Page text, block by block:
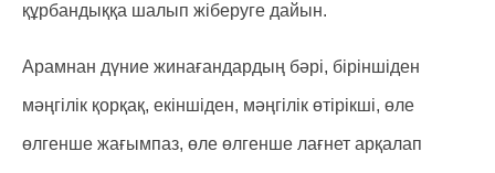
құрбандыққа шалып жіберуге дайын.
Арамнан дүние жинағандардың бәрі, біріншіден
мәңгілік қорқақ, екіншіден, мәңгілік өтірікші, өле
өлгенше жағымпаз, өле өлгенше лағнет арқалап